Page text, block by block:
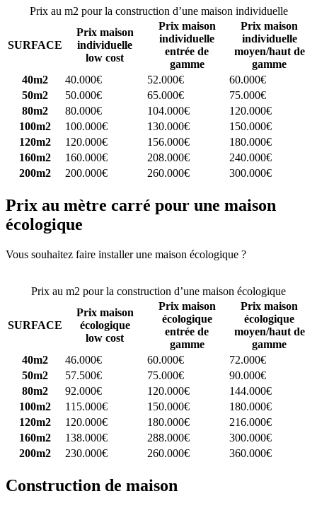
Prix au m2 pour la construction d’une maison individuelle
SURFACE
Prix maison
individuelle
low cost
Prix maison
individuelle
entrée de
gamme
Prix maison
individuelle
moyen/haut de
gamme
40m2
40.000€ 52.000€
60.000€
50m2
50.000€ 65.000€
75.000€
80m2
80.000€ 104.000€
120.000€
100m2
100.000€ 130.000€
150.000€
120m2
120.000€ 156.000€
180.000€
160m2
160.000€ 208.000€
240.000€
200m2
200.000€ 260.000€ 300.000€
Prix au mètre carré pour une maison
écologique
Vous souhaitez faire installer une maison écologique ?
Prix au m2 pour la construction d’une maison écologique
SURFACE
Prix maison
écologique
low cost
Prix maison
écologique
entrée de
gamme
Prix maison
écologique
moyen/haut de
gamme
40m2
46.000€ 60.000€
72.000€
50m2
57.500€ 75.000€
90.000€
80m2
92.000€ 120.000€
144.000€
100m2
115.000€ 150.000€
180.000€
120m2
120.000€ 180.000€
216.000€
160m2
138.000€ 288.000€
300.000€
200m2
230.000€ 260.000€ 360.000€
Construction de maison